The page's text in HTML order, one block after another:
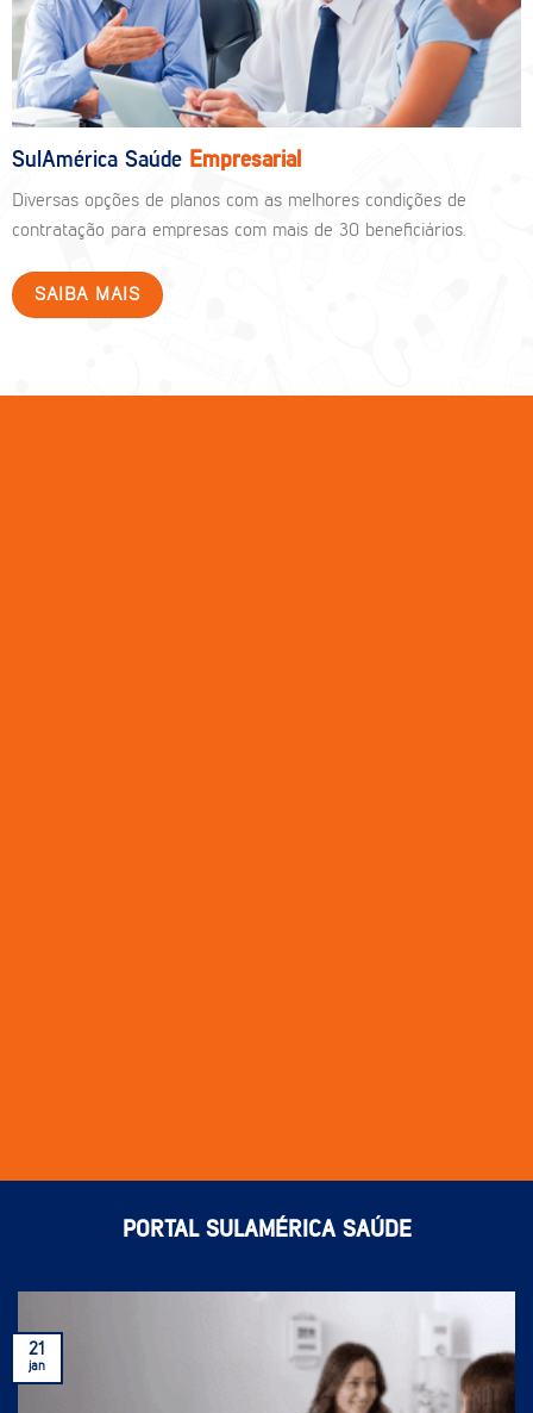
SulAmérica Saúde Empresarial
Diversas opções de planos com as melhores condições de
contratação para empresas com mais de 30 beneficiários.
SAIBA MAIS
PORTAL SULAMÉRICA SAÚDE
21
jan